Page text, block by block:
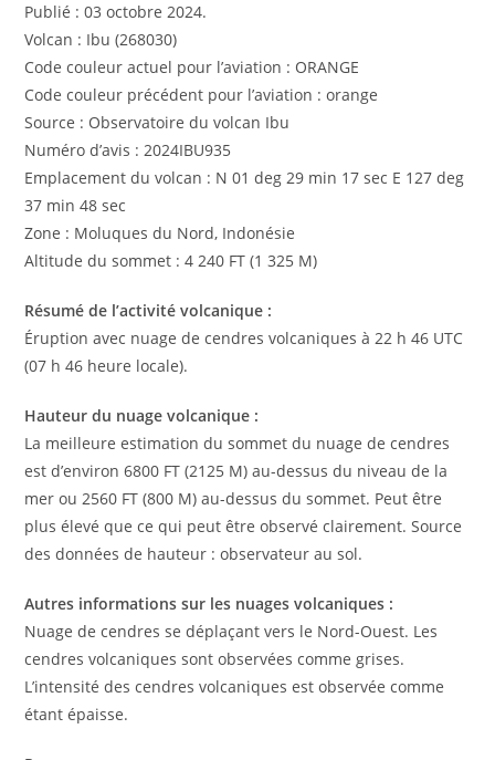
Publié : 03 octobre 2024.
Volcan : Ibu (268030)
Code couleur actuel pour l’aviation : ORANGE
Code couleur précédent pour l’aviation : orange
Source : Observatoire du volcan Ibu
Numéro d’avis : 2024IBU935
Emplacement du volcan : N 01 deg 29 min 17 sec E 127 deg
37 min 48 sec
Zone : Moluques du Nord, Indonésie
Altitude du sommet : 4 240 FT (1 325 M)
Résumé de l’activité volcanique :
Éruption avec nuage de cendres volcaniques à 22 h 46 UTC
(07 h 46 heure locale).
Hauteur du nuage volcanique :
La meilleure estimation du sommet du nuage de cendres
est d’environ 6800 FT (2125 M) au-dessus du niveau de la
mer ou 2560 FT (800 M) au-dessus du sommet. Peut être
plus élevé que ce qui peut être observé clairement. Source
des données de hauteur : observateur au sol.
Autres informations sur les nuages ​​volcaniques :
Nuage de cendres se déplaçant vers le Nord-Ouest. Les
cendres volcaniques sont observées comme grises.
L’intensité des cendres volcaniques est observée comme
étant épaisse.